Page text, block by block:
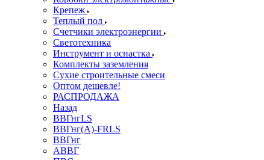
Крепеж
Теплый пол
Счетчики электроэнергии
Светотехника
Инструмент и оснастка
Комплекты заземления
Сухие строительные смеси
Оптом дешевле!
РАСПРОДАЖА
Назад
ВВГнгLS
ВВГнг(А)-FRLS
ВВГнг
АВВГ